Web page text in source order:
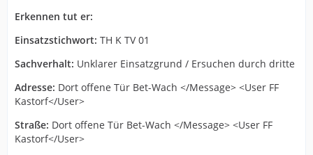
Erkennen tut er:
Einsatzstichwort: TH K TV 01
Sachverhalt: Unklarer Einsatzgrund / Ersuchen durch dritte
Adresse: Dort offene Tür Bet-Wach </Message> <User FF
Kastorf</User>
Straße: Dort offene Tür Bet-Wach </Message> <User FF
Kastorf</User>